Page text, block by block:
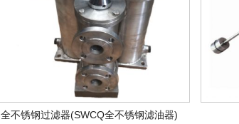
全不锈钢过滤器(SWCQ全不锈钢滤油器)